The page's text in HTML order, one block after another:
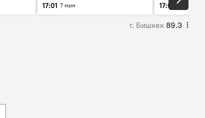
17:01 7 мин
17:08
г. Бишкек 89.3